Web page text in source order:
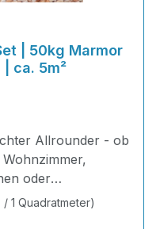
| 50kg Marmor
| ca. 5m²
Allrounder - ob
oder
unsere
/ 1 Quadratmeter)